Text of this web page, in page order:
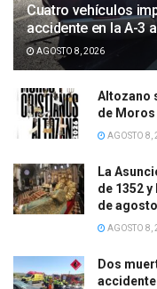
Cuatro vehículos
accidente en la A-3
AGOSTO 8, 2026
Altozano
de
AGOSTO 8,
La
de 1352
de agosto
AGOSTO 8,
Dos